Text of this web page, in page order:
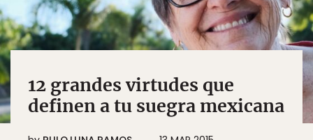
12 grandes virtudes que
definen a tu suegra mexicana